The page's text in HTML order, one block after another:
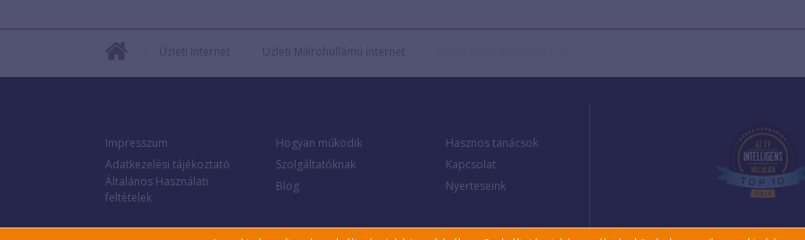
Üzleti Internet Üzleti Mikrohullámú internet
Impresszum
Adatkezelési tájékoztató
Általános Használati
feltételek
Hogyan működik
Szolgáltatóknak
Blog
Hasznos tanácsok
Kapcsolat
Nyerteseink